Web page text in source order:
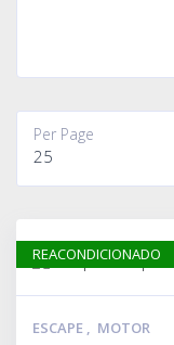
Per Page
25
ESCAPE , MOTOR
REACONDICIONADO